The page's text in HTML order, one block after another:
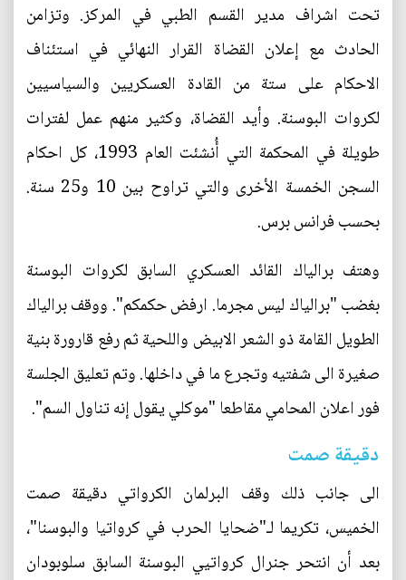
تحت اشراف مدير القسم الطبي في المركز. وتزامن
الحادث مع إعلان القضاة القرار النهائي في استئناف
الاحكام على ستة من القادة العسكريين والسياسيين
لكروات البوسنة. وأيد القضاة، وكثير منهم عمل لفترات
طويلة في المحكمة التي أُنشئت العام 1993، كل احكام
السجن الخمسة الأخرى والتي تراوح بين 10 و25 سنة.
بحسب فرانس برس.
وهتف برالياك القائد العسكري السابق لكروات البوسنة
بغضب "برالياك ليس مجرما. ارفض حكمكم". ووقف برالياك
الطويل القامة ذو الشعر الابيض واللحية ثم رفع قارورة بنية
صغيرة الى شفتيه وتجرع ما في داخلها. وتم تعليق الجلسة
فور اعلان المحامي مقاطعا "موكلي يقول إنه تناول السم".
دقيقة صمت
الى جانب ذلك وقف البرلمان الكرواتي دقيقة صمت
الخميس، تكريما لـ"ضحايا الحرب في كرواتيا والبوسنا"،
بعد أن انتحر جنرال كرواتيي البوسنة السابق سلوبودان